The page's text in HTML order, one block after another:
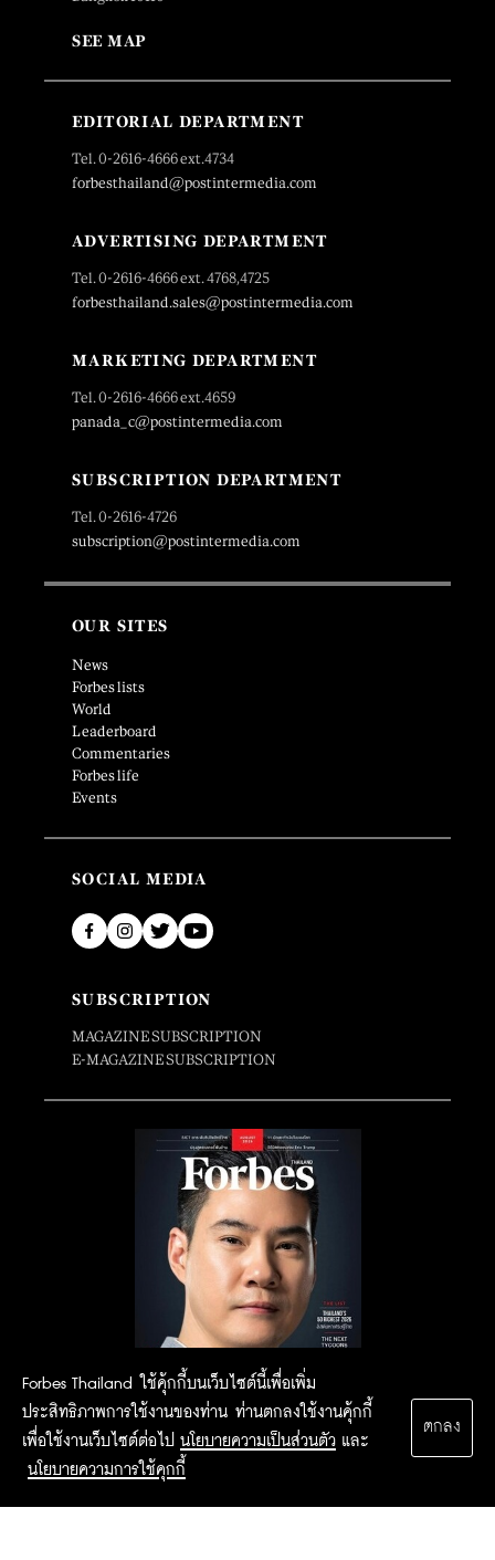
Forbes Thailand ใช้คุ้กกี้บนเว็บไซต์นี้เพื่อเพิ่ม
ประสิทธิภาพการใช้งานของท่าน ท่านตกลงใช้งานคุ้กกี้
เพื่อใช้งานเว็บไซต์ต่อไป นโยบายความเป็นส่วนตัว และ
นโยบายความการใช้คุกกี้
ตกลง
SEE MAP
EDITORIAL DEPARTMENT
Tel. 0-2616-4666 ext.4734
forbesthailand@postintermedia.com
ADVERTISING DEPARTMENT
Tel. 0-2616-4666 ext. 4768,4725
forbesthailand.sales@postintermedia.com
MARKETING DEPARTMENT
Tel. 0-2616-4666 ext.4659
panada_c@postintermedia.com
SUBSCRIPTION DEPARTMENT
Tel. 0-2616-4726
subscription@postintermedia.com
OUR SITES
News
Forbes lists
World
Leaderboard
Commentaries
Forbes life
Events
SOCIAL MEDIA
SUBSCRIPTION
MAGAZINE SUBSCRIPTION
E-MAGAZINE SUBSCRIPTION
2015 Forbesthailand.com ALL RIGHTS RESERVED